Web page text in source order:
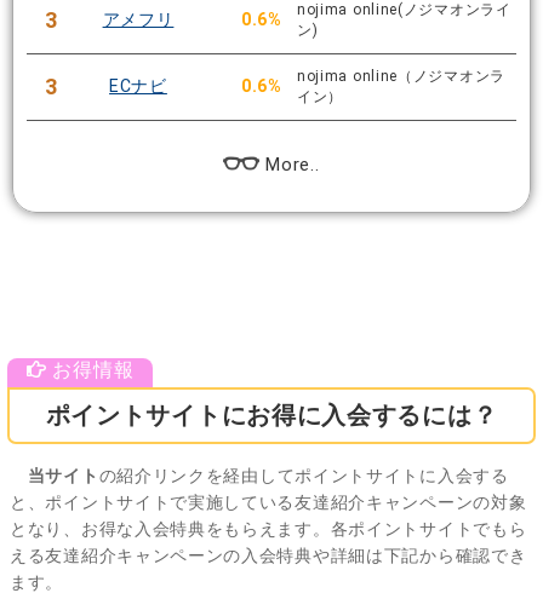
3 アメフリ 0.6%
nojima online(ノジマオンライ
ン)
3 ECナビ 0.6%
nojima online（ノジマオンラ
イン）
More..
ポイントサイトにお得に入会するには？
当サイト の紹介リンクを経由してポイントサイトに入会する
と、ポイントサイトで実施している友達紹介キャンペーンの対象
となり、お得な入会特典をもらえます。各ポイントサイトでもら
える友達紹介キャンペーンの入会特典や詳細は下記から確認でき
ます。